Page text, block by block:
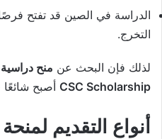
الدراسة في الصين قد تفتح
التخرج.
لذلك فإن البحث عن منح
CSC Scholarship أصبح شائعًا
أنواع التقديم